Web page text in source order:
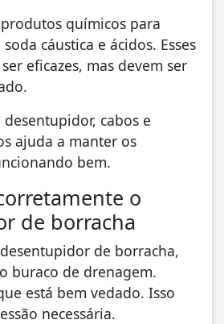
químicos para
cáustica e ácidos. Esses
eficazes, mas devem ser
cabos e
ajuda a manter os
bem.
o
de borracha
de borracha,
buraco de drenagem.
está bem vedado. Isso
necessária.